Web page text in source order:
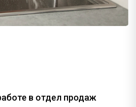
в отдел продаж